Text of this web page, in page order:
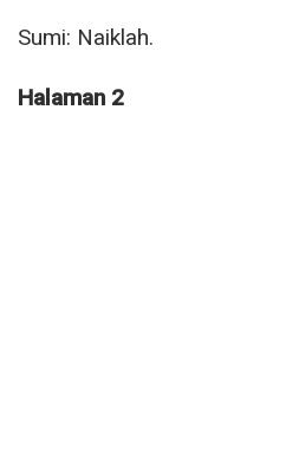
Sumi: Naiklah.
Halaman 2